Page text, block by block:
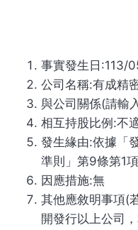
事實發生日:113/
公司名稱:有成精
與公司關係(請輸
相互持股比例:不
發生緣由:依據「
準則」第9條第1
因應措施:無
其他應敘明事項(
開發行以上公司